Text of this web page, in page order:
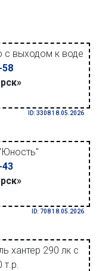
с выходом к воде
ID: 3308 18.05.2026
ID: 708 18.05.2026
хантер 290 лк с